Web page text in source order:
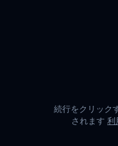
続行をクリック
されます 利